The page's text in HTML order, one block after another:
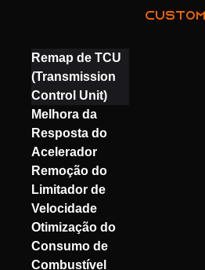
CUSTOM
Remap de TCU
(Transmission
Control Unit)
Melhora da
Resposta do
Acelerador
Remoção do
Limitador de
Velocidade
Otimização do
Consumo de
Combustível